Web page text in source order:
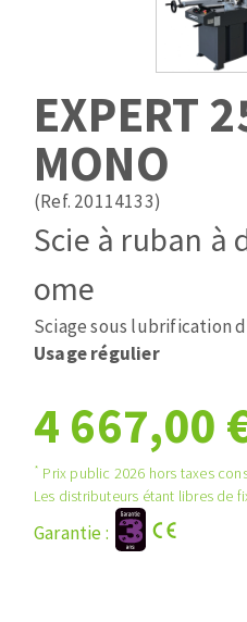
Pose des joints
Fers et plaquettes
Lames de scie à ruban
ABRASIFS
Disques auto-agrippant
Patins
Bandes abrasives
Disques fibre et papier
Cales à poncer et
DISQUES
Disques à lamelles
Disque intissé
Disques fibre
Roues à lamelles
EXPERT
MONO
(Ref. 20114133)
Scie à ruban à
ome
Sciage sous lubrification
Usage régulier
4 667,00
* Prix public 2026 hors taxes
Les distributeurs étant libres de
Garantie :